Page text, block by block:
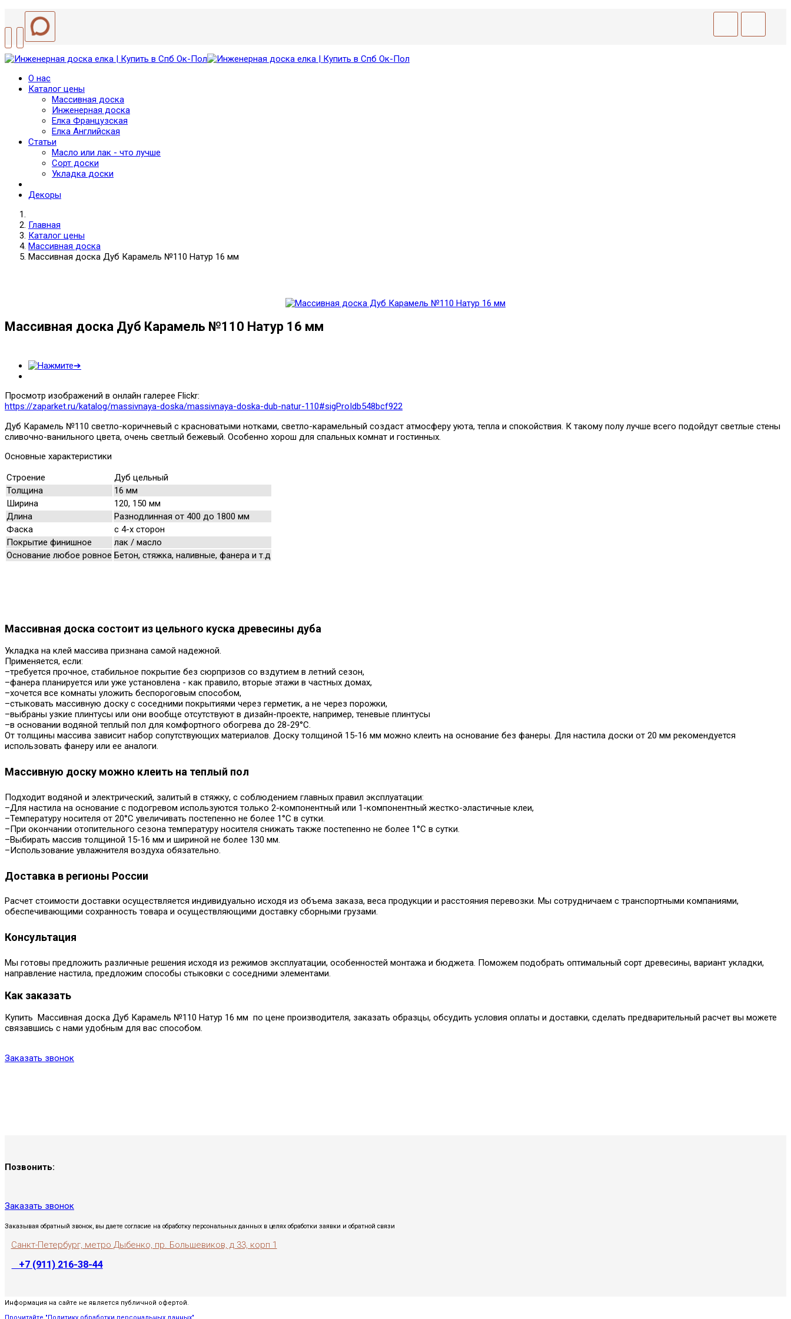
О нас
Каталог цены
Массивная доска
Инженерная доска
Елка Французская
Елка Английская
Статьи
Масло или лак - что лучше
Сорт доски
Укладка доски
Декоры
Главная
Каталог цены
Массивная доска
Массивная доска Дуб Карамель №110 Натур 16 мм
Массивная доска Дуб Карамель №110 Натур 16 мм
Просмотр изображений в онлайн галерее Flickr:
https://zaparket.ru/katalog/massivnaya-doska/massivnaya-doska-dub-natur-110#sigProIdb548bcf922
Дуб Карамель №110 светло-коричневый с красноватыми нотками, светло-карамельный создаст атмосферу уюта, тепла и спокойствия. К такому полу лучше всего подойдут светлые стены
сливочно-ванильного цвета, очень светлый бежевый. Особенно хорош для спальных комнат и гостинных.
Основные характеристики
Строение
Дуб цельный
Толщина
16 мм
Ширина
120, 150 мм
Длина
Разнодлинная от 400 до 1800 мм
Фаска
с 4-х сторон
Покрытие финишное
лак / масло
Основание любое ровное Бетон, стяжка, наливные, фанера и т.д
Массивная доска состоит из цельного куска древесины дуба
Укладка на клей массива признана самой надежной.
Применяется, если:
–требуется прочное, стабильное покрытие без сюрпризов со вздутием в летний сезон,
–фанера планируется или уже установлена - как правило, вторые этажи в частных домах,
–хочется все комнаты уложить беспороговым способом,
–стыковать массивную доску с соседними покрытиями через герметик, а не через порожки,
–выбраны узкие плинтусы или они вообще отсутствуют в дизайн-проекте, например, теневые плинтусы
–в основании водяной теплый пол для комфортного обогрева до 28-29°С.
От толщины массива зависит набор сопутствующих материалов. Доску толщиной 15-16 мм можно клеить на основание без фанеры. Для настила доски от 20 мм рекомендуется
использовать фанеру или ее аналоги.
Массивную доску можно клеить на теплый пол
Подходит водяной и электрический, залитый в стяжку, с соблюдением главных правил эксплуатации:
–Для настила на основание с подогревом используются только 2-компонентный или 1-компонентный жестко-эластичные клеи,
–Температуру носителя от 20°С увеличивать постепенно не более 1°С в сутки.
–При окончании отопительного сезона температуру носителя снижать также постепенно не более 1°С в сутки.
–Выбирать массив толщиной 15-16 мм и шириной не более 130 мм.
–Использование увлажнителя воздуха обязательно.
Доставка в регионы России
Расчет стоимости доставки осуществляется индивидуально исходя из объема заказа, веса продукции и расстояния перевозки. Мы сотрудничаем с транспортными компаниями,
обеспечивающими сохранность товара и осуществляющими доставку сборными грузами.
Консультация
Мы готовы предложить различные решения исходя из режимов эксплуатации, особенностей монтажа и бюджета. Поможем подобрать оптимальный сорт древесины, вариант укладки,
направление настила, предложим способы стыковки с соседними элементами.
Как заказать
Купить Массивная доска Дуб Карамель №110 Натур 16 мм по цене производителя, заказать образцы, обсудить условия оплаты и доставки, сделать предварительный расчет вы можете
связавшись с нами удобным для вас способом.
Заказать звонок
Позвонить:
Заказать звонок
Заказывая обратный звонок, вы даете согласие на обработку персональных данных в целях обработки заявки и обратной связи
Санкт-Петербург, метро Дыбенко, пр. Большевиков, д 33, корп 1
+7 (911) 216-38-44
Информация на сайте не является публичной офертой.